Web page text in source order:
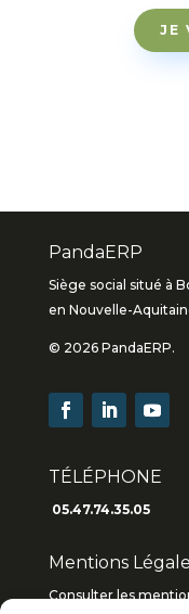
JE
PandaERP
Siège social situé à
en Nouvelle-
© 2026 PandaERP.
TÉLÉPHONE
05.47.74.35.05
Mentions
Consulter les